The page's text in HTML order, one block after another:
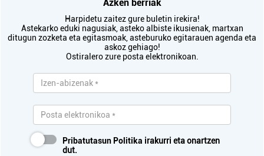
Azken berriak
Harpidetu zaitez gure buletin irekira!
Astekarko eduki nagusiak, asteko albiste ikusienak, martxan
ditugun zozketa eta egitasmoak, asteburuko egitarauen agenda eta
askoz gehiago!
Ostiralero zure posta elektronikoan.
Pribatutasun Politika irakurri eta onartzen
dut.